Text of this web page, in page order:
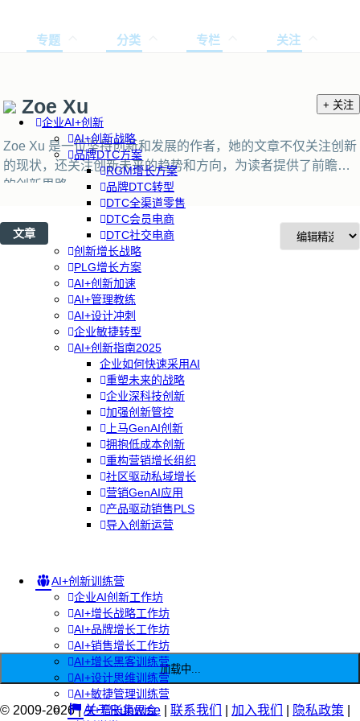
企业AI+创新
AI+创新战略
品牌DTC方案
RGM增长方案
品牌DTC转型
DTC全渠道零售
DTC会员电商
DTC社交电商
创新增长战略
PLG增长方案
AI+创新加速
AI+管理教练
AI+设计冲刺
企业敏捷转型
AI+创新指南2025
企业如何快速采用AI
重塑未来的战略
企业深科技创新
加强创新管控
上马GenAI创新
拥抱低成本创新
重构营销增长组织
社区驱动私域增长
营销GenAI应用
产品驱动销售PLS
导入创新运营
AI+创新训练营
企业AI创新工作坊
AI+增长战略工作坊
AI+品牌增长工作坊
AI+销售增长工作坊
AI+增长黑客训练营
AI+设计思维训练营
AI+敏捷管理训练营
AI+增长集思会
专题 分类 专栏 关注
Zoe Xu + 关注
Zoe Xu 是一位坚持创新和发展的作者，她的文章不仅关注创新
的现状，还关注创新未来的趋势和方向，为读者提供了前瞻性
的创新思路。
文章
加载中...
© 2009-2026 |关于Runwise 联系我们 加入我们 隐私政策